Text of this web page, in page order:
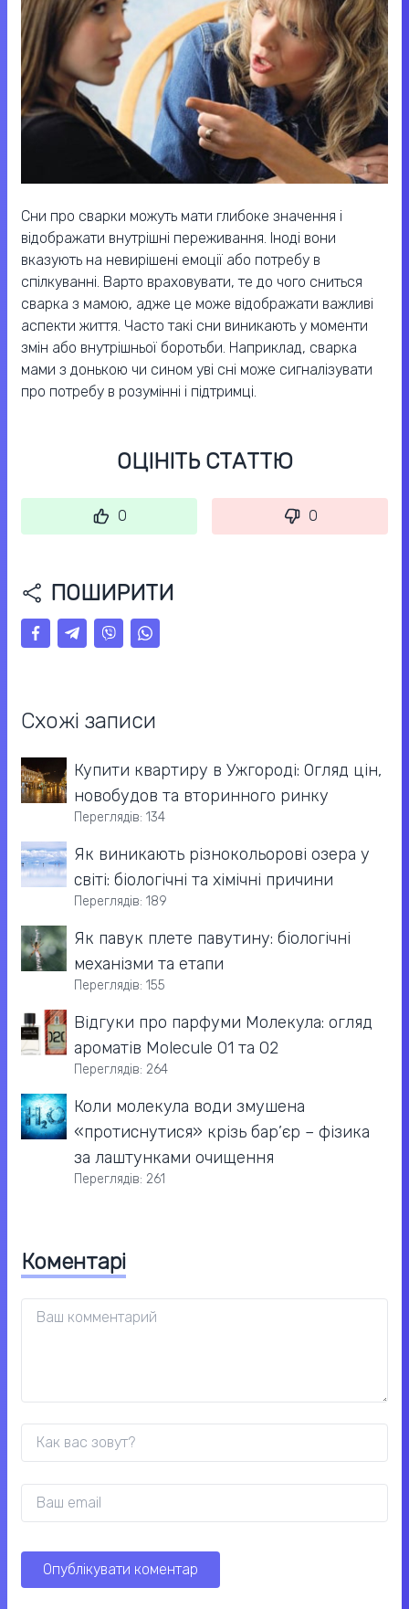
Сни про сварки можуть мати глибоке значення і
відображати внутрішні переживання. Іноді вони
вказують на невирішені емоції або потребу в
спілкуванні. Варто враховувати, те до чого сниться
сварка з мамою, адже це може відображати важливі
аспекти життя. Часто такі сни виникають у моменти
змін або внутрішньої боротьби. Наприклад, сварка
мами з донькою чи сином уві сні може сигналізувати
про потребу в розумінні і підтримці.
ОЦІНІТЬ СТАТТЮ
0 0
ПОШИРИТИ
Схожі записи
Купити квартиру в Ужгороді: Огляд цін,
новобудов та вторинного ринку
Переглядів: 134
Як виникають різнокольорові озера у
світі: біологічні та хімічні причини
Переглядів: 189
Як павук плете павутину: біологічні
механізми та етапи
Переглядів: 155
Відгуки про парфуми Молекула: огляд
ароматів Molecule 01 та 02
Переглядів: 264
Коли молекула води змушена
«протиснутися» крізь бар’єр – фізика
за лаштунками очищення
Переглядів: 261
Коментарі